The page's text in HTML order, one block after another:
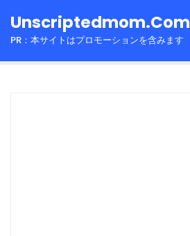
toUnscriptedmom.com
PR：本サイトはプロモーションを含みます